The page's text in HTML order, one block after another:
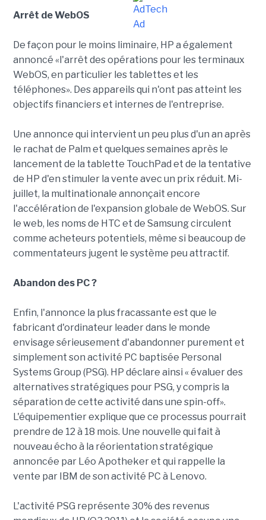
Arrêt de WebOS
De façon pour le moins liminaire, HP a également
annoncé «l'arrêt des opérations pour les terminaux
WebOS, en particulier les tablettes et les
téléphones». Des appareils qui n'ont pas atteint les
objectifs financiers et internes de l'entreprise.
Une annonce qui intervient un peu plus d'un an après
le rachat de Palm et quelques semaines après le
lancement de la tablette TouchPad et de la tentative
de HP d'en stimuler la vente avec un prix réduit. Mi-
juillet, la multinationale annonçait encore
l'accélération de l'expansion globale de WebOS. Sur
le web, les noms de HTC et de Samsung circulent
comme acheteurs potentiels, même si beaucoup de
commentateurs jugent le système peu attractif.
Abandon des PC ?
Enfin, l'annonce la plus fracassante est que le
fabricant d'ordinateur leader dans le monde
envisage sérieusement d'abandonner purement et
simplement son activité PC baptisée Personal
Systems Group (PSG). HP déclare ainsi « évaluer des
alternatives stratégiques pour PSG, y compris la
séparation de cette activité dans une spin-off».
L'équipementier explique que ce processus pourrait
prendre de 12 à 18 mois. Une nouvelle qui fait à
nouveau écho à la réorientation stratégique
annoncée par Léo Apotheker et qui rappelle la
vente par IBM de son activité PC à Lenovo.
L'activité PSG représente 30% des revenus